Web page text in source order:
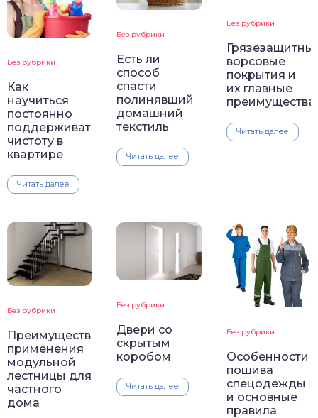
Без рубрики
Как
научиться
постоянно
поддерживать
чистоту в
квартире
Читать далее
Без рубрики
Есть ли
способ
спасти
полинявший
домашний
текстиль
Читать далее
Без рубрики
ворсовые
покрытия и
их главные
преимущества
Читать далее
Без рубрики
Преимущества
применения
модульной
лестницы для
частного
дома
Без рубрики
Двери со
скрытым
коробом
Читать далее
Без рубрики
Особенности
пошива
спецодежды
и основные
правила